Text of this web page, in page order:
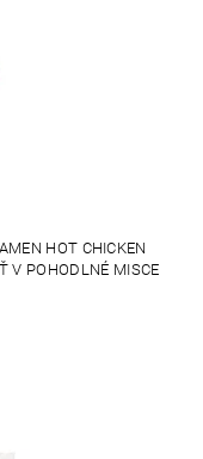
HOT CHICKEN
V POHODLNÉ MISCE